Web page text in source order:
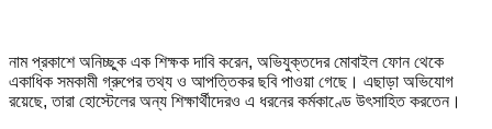
নাম প্রকাশে অনিচ্ছুক এক শিক্ষক দাবি করেন, অভিযুক্তদের মোবাইল ফোন থেকে
একাধিক সমকামী গ্রুপের তথ্য ও আপত্তিকর ছবি পাওয়া গেছে। এছাড়া অভিযোগ
রয়েছে, তারা হোস্টেলের অন্য শিক্ষার্থীদেরও এ ধরনের কর্মকাণ্ডে উৎসাহিত করতেন।